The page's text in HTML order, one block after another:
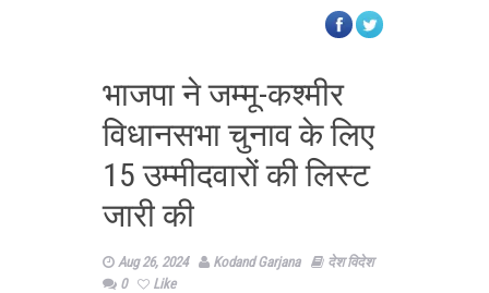
भाजपा ने जम्मू-कश्मीर
विधानसभा चुनाव के लिए
15 उम्मीदवारों की लिस्ट
जारी की
Aug 26, 2024 Kodand Garjana
देश विदेश
0
Like